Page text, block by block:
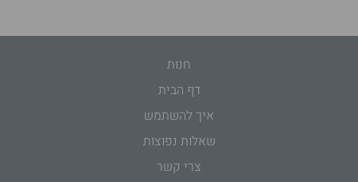
חנות
דף הבית
איך להשתמש
שאלות נפוצות
צרי קשר